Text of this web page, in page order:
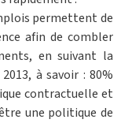
permettent de
afin de combler
en suivant la
à savoir : 80%
contractuelle et
une politique de